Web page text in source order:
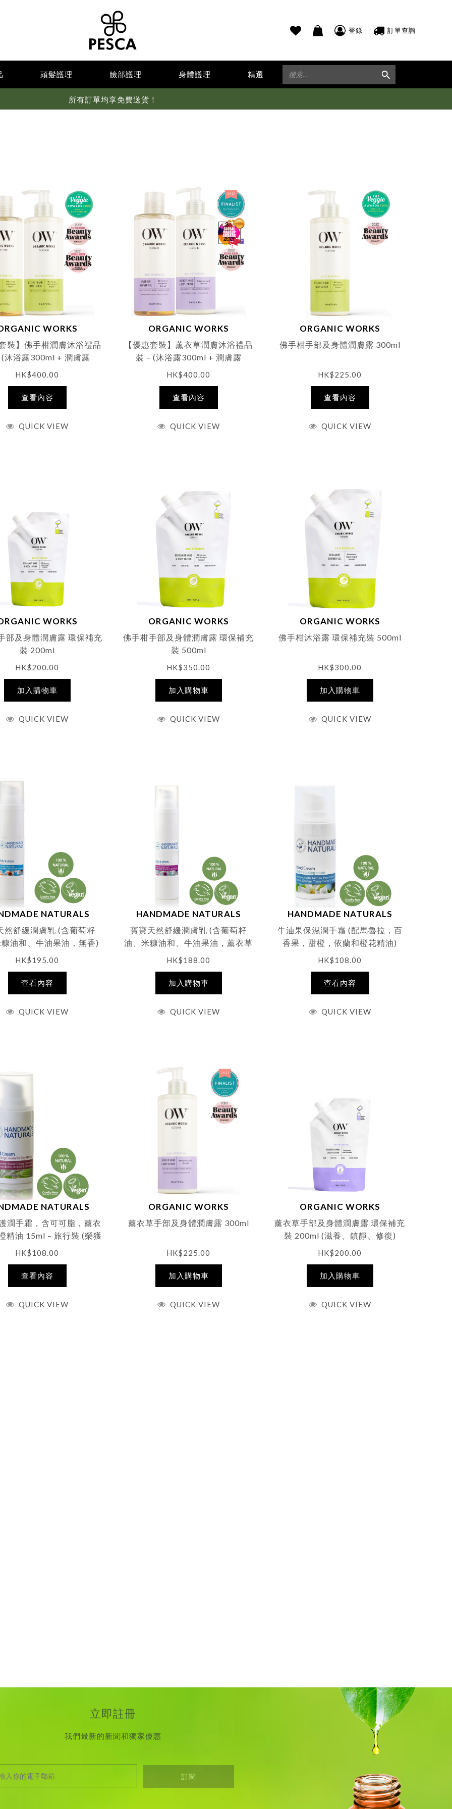
登錄 訂單查詢
頭髮護理 臉部護理 身體護理 精選
所有訂單均享免費送貨！
WORKS
裝】佛手柑潤膚沐浴禮品
(沐浴露300ml + 潤膚露
300ml)
HK$400.00
查看內容
QUICK VIEW
ORGANIC WORKS
【優惠套裝】薰衣草潤膚沐浴禮品
裝 – (沐浴露300ml + 潤膚露
300ml)
HK$400.00
查看內容
QUICK VIEW
ORGANIC WORKS
佛手柑手部及身體潤膚露 300ml
HK$225.00
查看內容
QUICK VIEW
WORKS
部及身體潤膚露 環保補充
裝 200ml
HK$200.00
加入購物車
QUICK VIEW
ORGANIC WORKS
佛手柑手部及身體潤膚露 環保補充
裝 500ml
HK$350.00
加入購物車
QUICK VIEW
ORGANIC WORKS
佛手柑沐浴露 環保補充裝 500ml
HK$300.00
加入購物車
QUICK VIEW
NATURALS
然舒緩潤膚乳 (含葡萄籽
油和、牛油果油，無香)
100ml
HK$195.00
查看內容
QUICK VIEW
HANDMADE NATURALS
寶寶天然舒緩潤膚乳 (含葡萄籽
油、米糠油和、牛油果油，薰衣草
和蜜柑精油) 100ml
HK$188.00
加入購物車
QUICK VIEW
HANDMADE NATURALS
牛油果保濕潤手霜 (配馬魯拉，百
香果，甜橙，依蘭和橙花精油)
15ml – 旅行裝
HK$108.00
查看內容
QUICK VIEW
NATURALS
潤手霜，含可可脂，薰衣
精油 15ml – 旅行裝 (榮獲
Natural Health Beauty
HK$108.00
查看內容
QUICK VIEW
ORGANIC WORKS
薰衣草手部及身體潤膚露 300ml
HK$225.00
加入購物車
QUICK VIEW
ORGANIC WORKS
薰衣草手部及身體潤膚露 環保補充
裝 200ml (滋養、鎮靜、修復)
HK$200.00
加入購物車
QUICK VIEW
立即註冊
我們最新的新聞和獨家優惠